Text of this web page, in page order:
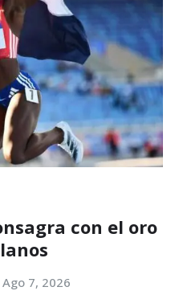
con el oro
Ago 7, 2026